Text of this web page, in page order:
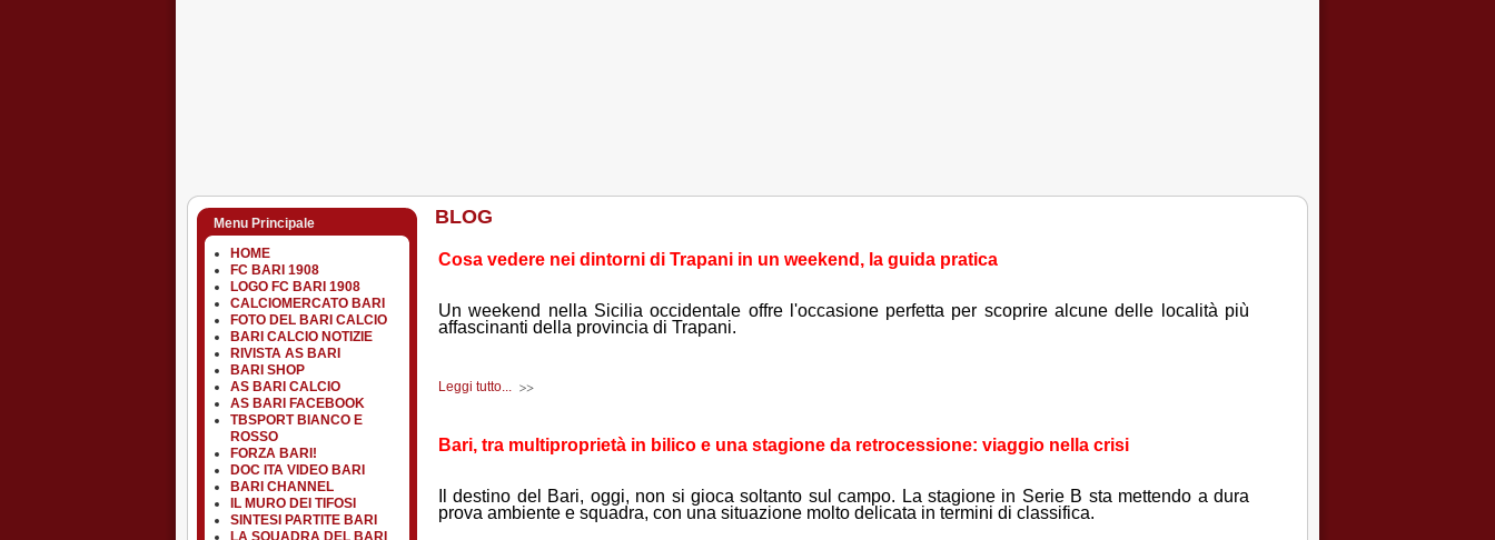
Menu Principale
HOME
FC BARI 1908
LOGO FC BARI 1908
CALCIOMERCATO BARI
FOTO DEL BARI CALCIO
BARI CALCIO NOTIZIE
RIVISTA AS BARI
BARI SHOP
AS BARI CALCIO
AS BARI FACEBOOK
TBSPORT BIANCO E
ROSSO
FORZA BARI!
DOC ITA VIDEO BARI
BARI CHANNEL
IL MURO DEI TIFOSI
SINTESI PARTITE BARI
LA SQUADRA DEL BARI
BLOG
Cosa vedere nei dintorni di Trapani in un weekend, la guida pratica
Un weekend nella Sicilia occidentale offre l'occasione perfetta per scoprire alcune delle località più
affascinanti della provincia di Trapani.
Leggi tutto...
Bari, tra multiproprietà in bilico e una stagione da retrocessione: viaggio nella crisi
Il destino del Bari, oggi, non si gioca soltanto sul campo. La stagione in Serie B sta mettendo a dura
prova ambiente e squadra, con una situazione molto delicata in termini di classifica.